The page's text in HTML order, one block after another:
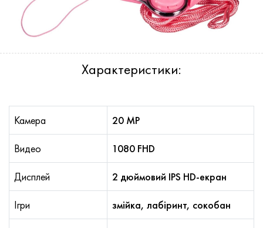
Характеристики:
Камера 20 MP
Видео 1080 FHD
Дисплей 2 дюймовий IPS HD-екран
Ігри змійка, лабіринт, сокобан